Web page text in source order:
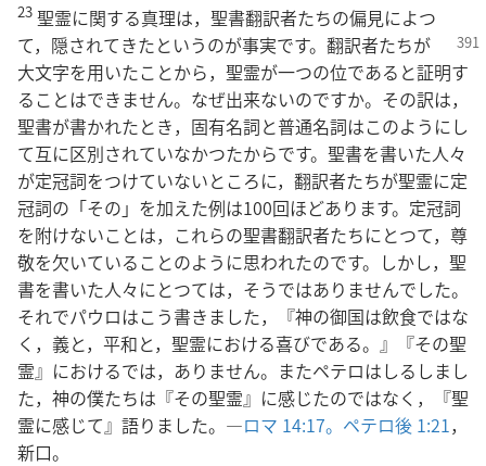
23 聖霊に関する真理は，聖書翻訳者たちの偏見によつ
て，隠されてきたというのが事実です。翻訳者たちが
大文字を用いたことから，聖霊が一つの位であると証明す
ることはできません。なぜ出来ないのですか。その訳は，
聖書が書かれたとき，固有名詞と普通名詞はこのようにし
て互に区別されていなかつたからです。聖書を書いた人々
が定冠詞をつけていないところに，翻訳者たちが聖霊に定
冠詞の「その」を加えた例は100回ほどあります。定冠詞
を附けないことは，これらの聖書翻訳者たちにとつて，尊
敬を欠いていることのように思われたのです。しかし，聖
書を書いた人々にとつては，そうではありませんでした。
それでパウロはこう書きました，『神の御国は飲食ではな
く，義と，平和と，聖霊における喜びである。』『その聖
霊』におけるでは，ありません。またペテロはしるしまし
た，神の僕たちは『その聖霊』に感じたのではなく，『聖
霊に感じて』語りました。―ロマ 14:17。 ペテロ後 1:21 ，
新口。